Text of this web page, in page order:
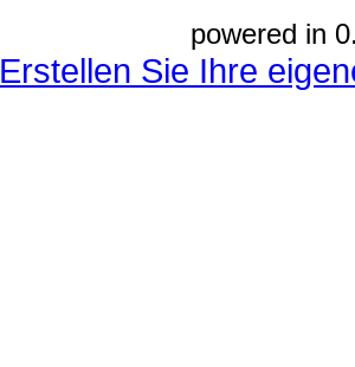
powered in
Erstellen Sie Ihre